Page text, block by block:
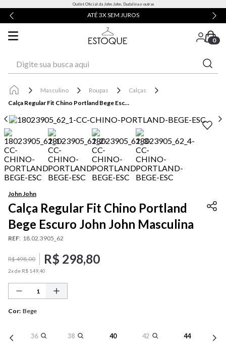
Outlet Oficial da John John, Dudalina e outras
ATÉ 3X SEM JUROS
0
Masculino Roupas
Calças
Calça Regular Fit Chino Portland Bege Escuro John John Masculina
John John
Calça Regular Fit Chino Portland
Bege Escuro John John Masculina
REF: 18.02.3905_62
R$498,00 R$ 298,80
2x de R$ 14940
Cor: Bege
36 38 40 42 44